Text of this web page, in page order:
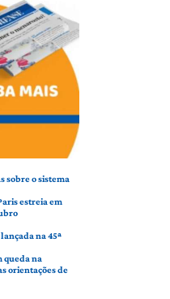
sobre o sistema
estreia em
na 45ª
queda na
orientações de